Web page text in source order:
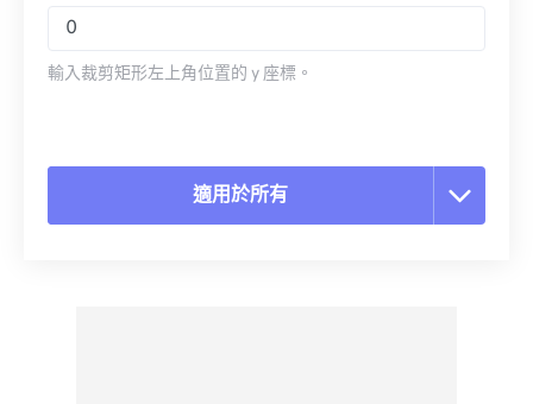
輸入裁剪矩形左上角位置的 y 座標。
適用於所有